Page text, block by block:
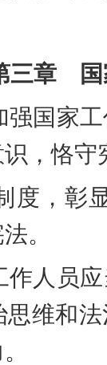
三章 国
国家工
，恪
度，彰
。
人员应
维和